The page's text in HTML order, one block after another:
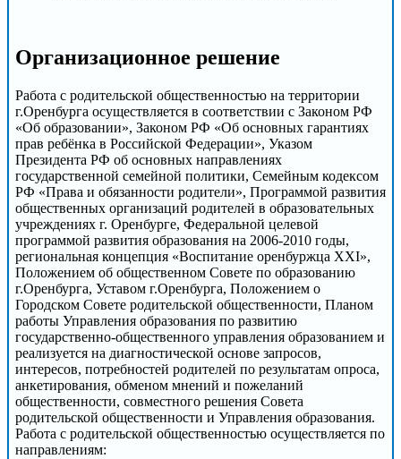
Организационное решение
Работа с родительской общественностью на территории
г.Оренбурга осуществляется в соответствии с Законом РФ
«Об образовании», Законом РФ «Об основных гарантиях
прав ребёнка в Российской Федерации», Указом
Президента РФ об основных направлениях
государственной семейной политики, Семейным кодексом
РФ «Права и обязанности родители», Программой развития
общественных организаций родителей в образовательных
учреждениях г. Оренбурге, Федеральной целевой
программой развития образования на 2006-2010 годы,
региональная концепция «Воспитание оренбуржца ХХI»,
Положением об общественном Совете по образованию
г.Оренбурга, Уставом г.Оренбурга, Положением о
Городском Совете родительской общественности, Планом
работы Управления образования по развитию
государственно-общественного управления образованием и
реализуется на диагностической основе запросов,
интересов, потребностей родителей по результатам опроса,
анкетирования, обменом мнений и пожеланий
общественности, совместного решения Совета
родительской общественности и Управления образования.
Работа с родительской общественностью осуществляется по
направлениям: